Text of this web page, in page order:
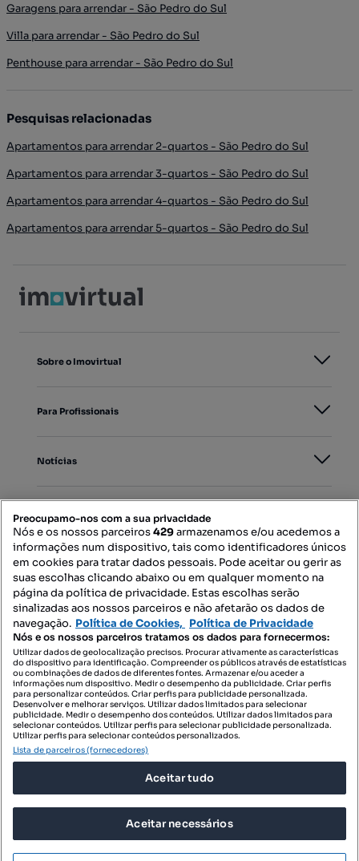
Garagens para arrendar - São Pedro do Sul
Villa para arrendar - São Pedro do Sul
Penthouse para arrendar - São Pedro do Sul
Pesquisas relacionadas
Apartamentos para arrendar 2-quartos - São Pedro do Sul
Apartamentos para arrendar 3-quartos - São Pedro do Sul
Apartamentos para arrendar 4-quartos - São Pedro do Sul
Apartamentos para arrendar 5-quartos - São Pedro do Sul
Sobre o Imovirtual
Para Profissionais
Notícias
Mapa do Site
Contacte-nos
SIGA-NOS:
DESCARREGAR NA:
© 2026 Imovirtual.com, OLX Portugal, S.A.
TERMOS DE UTILIZAÇÃO
Preocupamo-nos com a sua privacidade
Nós e os nossos parceiros429armazenamos e/ou acedemos a
informações num dispositivo, tais como identificadores únicos
em cookies para tratar dados pessoais. Pode aceitar ou gerir as
suas escolhas clicando abaixo ou em qualquer momento na
página da política de privacidade. Estas escolhas serão
sinalizadas aos nossos parceiros e não afetarão os dados de
navegação. Política de Cookies, Política de Privacidade
Nós e os nossos parceiros tratamos os dados para fornecermos:
Utilizar dados de geolocalização precisos. Procurar ativamente as características
do dispositivo para identificação. Compreender os públicos através de estatísticas
ou combinações de dados de diferentes fontes. Armazenar e/ou aceder a
informações num dispositivo. Medir o desempenho da publicidade. Criar perfis
para personalizar conteúdos. Criar perfis para publicidade personalizada.
Desenvolver e melhorar serviços. Utilizar dados limitados para selecionar
publicidade. Medir o desempenho dos conteúdos. Utilizar dados limitados para
selecionar conteúdos. Utilizar perfis para selecionar publicidade personalizada.
Utilizar perfis para selecionar conteúdos personalizados.
Lista de parceiros (fornecedores)
Aceitar tudo
Aceitar necessários